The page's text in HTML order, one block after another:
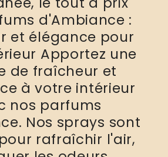
d'Ambiance :
et élégance pour
Apportez une
de fraîcheur et
à votre intérieur
nos parfums
Nos sprays sont
rafraîchir l'air,